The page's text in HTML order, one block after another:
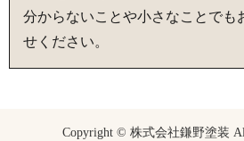
分からないことや小さなことでも
せください。
Copyright © 株式会社鎌野塗装 All